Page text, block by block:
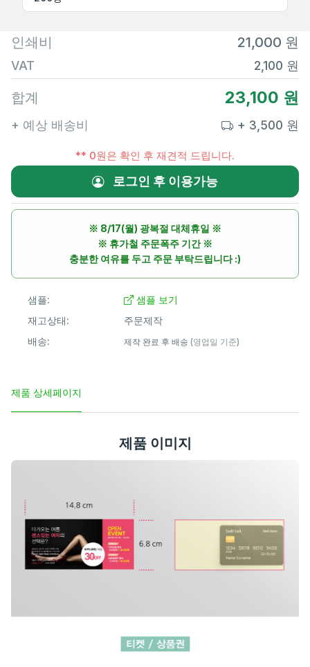
인쇄비 21,000 원
VAT 2,100 원
합계 23,100 원
+ 예상 배송비 + 3,500 원
** 0원은 확인 후 재견적 드립니다.
로그인 후 이용가능
※ 8/17(월) 광복절 대체휴일 ※
※ 휴가철 주문폭주 기간 ※
충분한 여유를 두고 주문 부탁드립니다 :)
샘플:
샘플 보기
재고상태:
주문제작
배송:
제작 완료 후 배송 (영업일 기준)
제품 상세페이지
제품 이미지